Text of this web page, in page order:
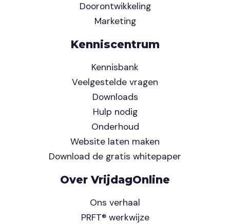
Doorontwikkeling
Marketing
Kenniscentrum
Kennisbank
Veelgestelde vragen
Downloads
Hulp nodig
Onderhoud
Website laten maken
Download de gratis whitepaper
Over VrijdagOnline
Ons verhaal
PRFT® werkwijze